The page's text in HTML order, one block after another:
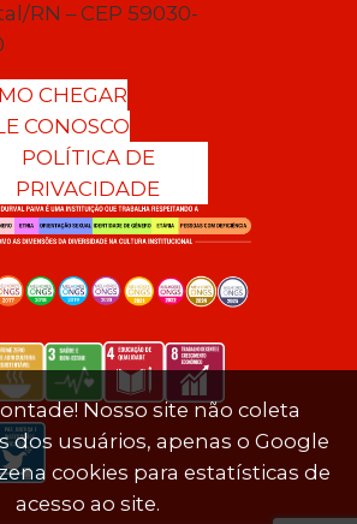
RN – CEP 59030-
CHEGAR
CONOSCO
POLÍTICA DE
PRIVACIDADE
Nosso site não coleta
dos usuários, apenas o Google
cookies para estatísticas de
acesso ao site.